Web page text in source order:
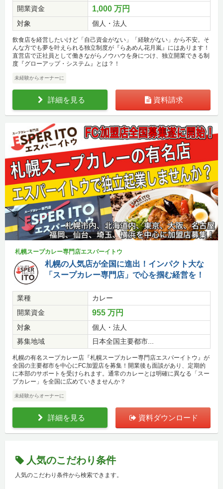
開業資金
1,000 万円
対象 個人・法人
飲食店を経営したいけど「自己資金がない」「経験がない」から不安。そ
んな方でも夢を叶えられる独立制度が『らあめん花月嵐』にはあります！
直営店で正社員として働きながらノウハウを身につけ、独立開業できる制
度『グローアップ・システム』とは？！
未経験からオーナーに
詳細を見る 資料請求
札幌スープカレー専門店エスパーイトウ
札幌の人気店が全国に進出！インパクト大な
「スープカレー専門店」で心を掴む経営を！
業種
カレー
開業資金
955 万円
対象
個人・法人
募集地域
日本全国主要都市...
札幌の有名スープカレー店『札幌スープカレー専門店エスパーイトウ』が
全国の主要都市を中心にFC加盟店を募集！開業後も面談があり、定期的
に本部のサポートを受けられます。通常のカレーとは明確に異なる「スー
プカレー」を全国に広めていきませんか？
未経験からオーナーに
詳細を見る 資料ダウンロード
人気のこだわり条件
人気のこだわり条件から検索できます。